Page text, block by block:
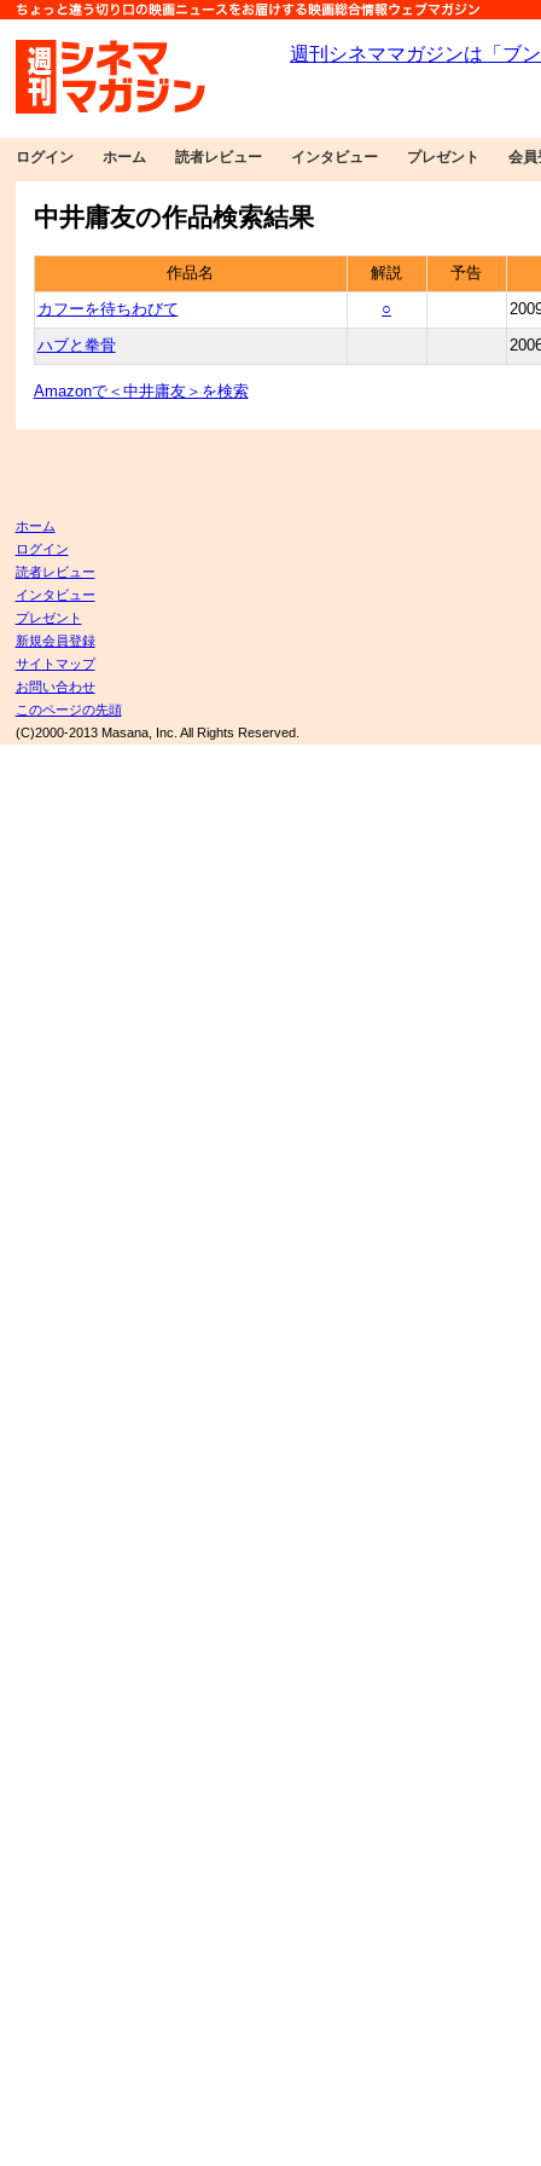
ログイン ホーム 読者レビュー インタビュー プレゼント 会員
中井庸友の作品検索結果
作品名 解説 予告
カフーを待ちわびて ○
ハブと拳骨
Amazonで＜中井庸友＞を検索
ホーム
ログイン
読者レビュー
インタビュー
プレゼント
新規会員登録
サイトマップ
お問い合わせ
このページの先頭
(C)2000-2013 Masana, Inc. All Rights Reserved.